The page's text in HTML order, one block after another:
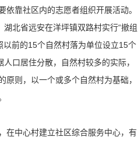
靠社区内的志愿者组织开展活动。
北省远安在洋坪镇双路村实行“撤组
以前的15个自然村落为单位设立15个
口居住分散，自然村较多的实际，
则，以一个或多个自然村为基础，
在中心村建立社区综合服务中心，有